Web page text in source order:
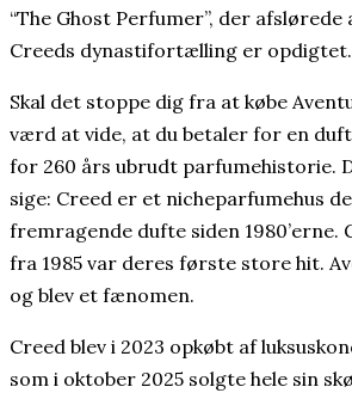
“The Ghost Perfumer”, der
Creeds dynastifortælling er opdigtet.
Skal det stoppe dig fra at købe
værd at vide, at du betaler for en
for 260 års ubrudt parfumehistorie.
sige: Creed er et nicheparfumehus
fremragende dufte siden 1980’erne.
fra 1985 var deres første store hit.
og blev et fænomen.
Creed blev i 2023 opkøbt af
som i oktober 2025 solgte hele sin